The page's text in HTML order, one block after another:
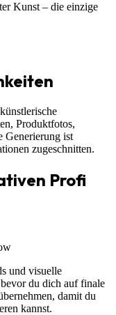
Kunst – die einzige
Produktfotos,
Generierung ist
zugeschnitten.
Profi
und visuelle
du dich auf finale
damit du
kannst.